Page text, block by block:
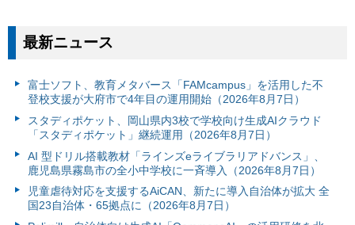
最新ニュース
富⼠ソフト、教育メタバース「FAMcampus」を活用した不
登校支援が大府市で4年目の運用開始（2026年8月7日）
スタディポケット、岡山県内3校で学校向け生成AIクラウド
「スタディポケット」継続運用（2026年8月7日）
AI 型ドリル搭載教材「ラインズeライブラリアドバンス」、
鹿児島県霧島市の全小中学校に一斉導入（2026年8月7日）
児童虐待対応を支援するAiCAN、新たに導入自治体が拡大 全
国23自治体・65拠点に（2026年8月7日）